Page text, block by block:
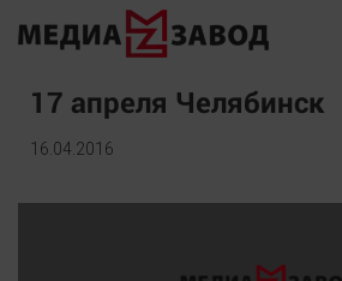
Новости
17 апреля Челябинск
16.04.2016